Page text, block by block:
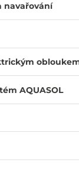
navařování
AQUASOL